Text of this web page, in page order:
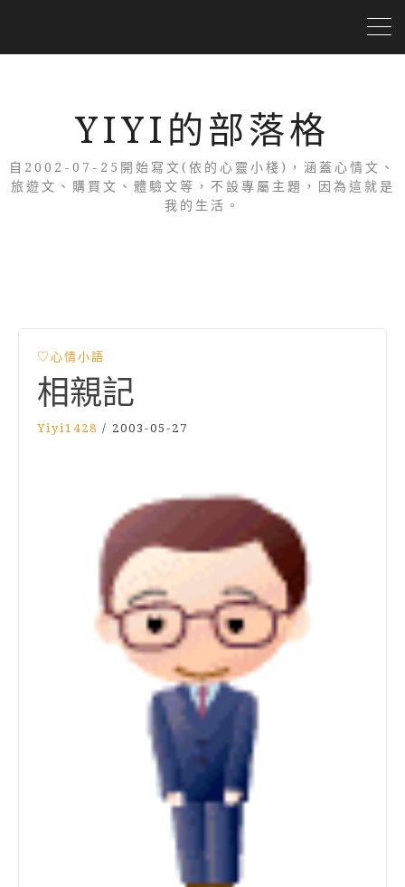
YIYI的部落格
自2002-07-25開始寫文(依的心靈小棧)，涵蓋心情文、
旅遊文、購買文、體驗文等，不設專屬主題，因為這就是
我的生活。
♡心情小語
相親記
Yiyi1428 / 2003-05-27